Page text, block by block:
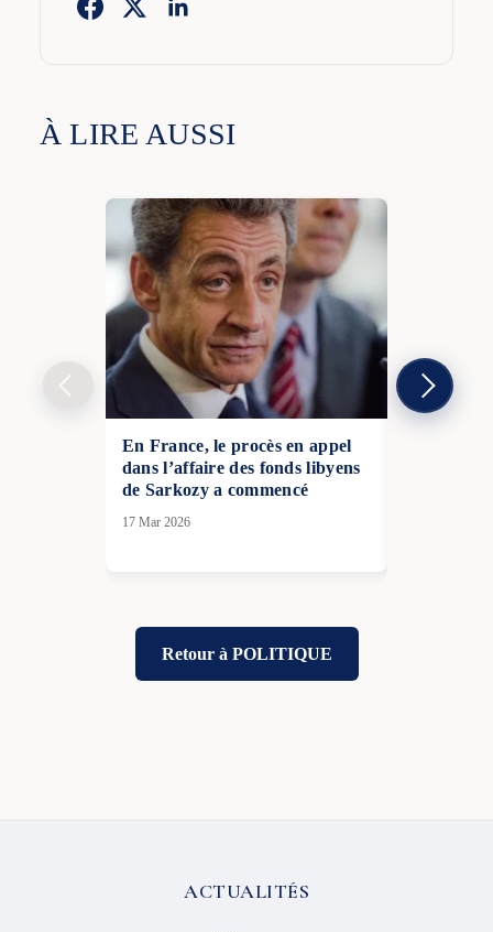
À LIRE AUSSI
En France, le procès en appel
dans l’affaire des fonds libyens
de Sarkozy a commencé
17 Mar 2026
Retour à POLITIQUE
ACTUALITÉS